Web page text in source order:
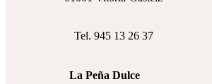
Tel. 945 13 26 37
La Peña Dulce